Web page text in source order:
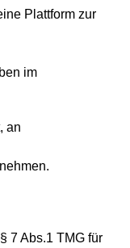
Plattform zur
im
an
7 Abs.1 TMG für